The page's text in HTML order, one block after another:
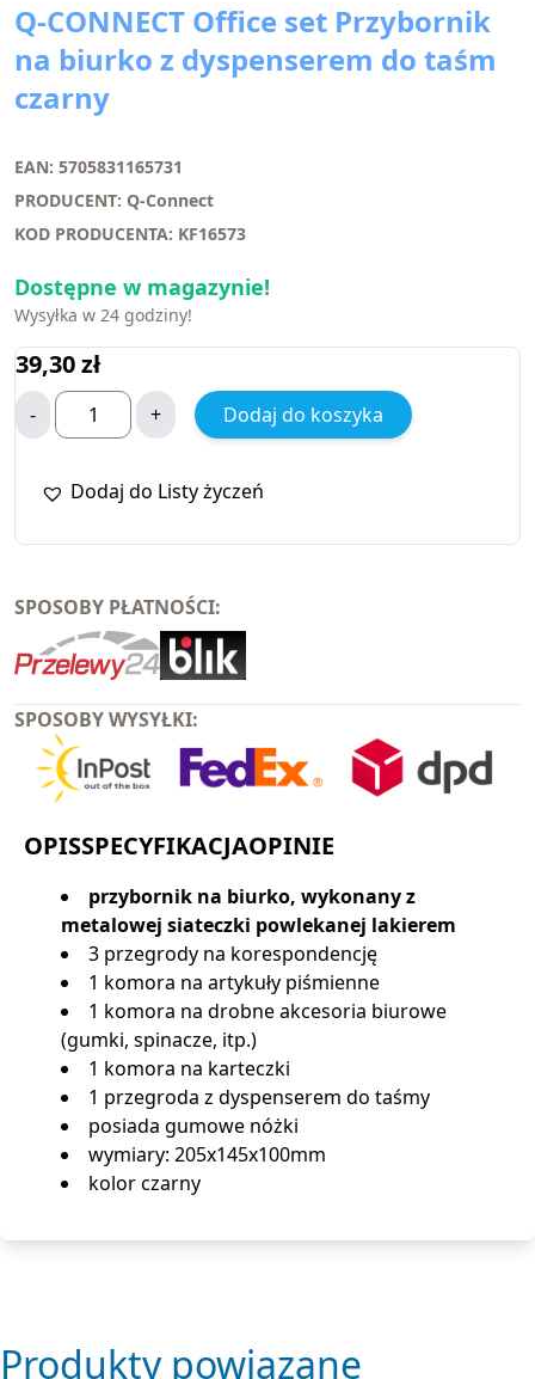
Q-CONNECT Office set Przybornik
na biurko z dyspenserem do taśm
czarny
EAN: 5705831165731
PRODUCENT: Q-Connect
KOD PRODUCENTA: KF16573
Dostępne w magazynie!
Wysyłka w 24 godziny!
39,30zł
- + Dodaj do koszyka
Dodaj do Listy życzeń
SPOSOBY PŁATNOŚCI:
SPOSOBY WYSYŁKI:
OPISSPECYFIKACJAOPINIE
przybornik na biurko, wykonany z
metalowej siateczki powlekanej lakierem
3 przegrody na korespondencję
1 komora na artykuły piśmienne
1 komora na drobne akcesoria biurowe
(gumki, spinacze, itp.)
1 komora na karteczki
1 przegroda z dyspenserem do taśmy
posiada gumowe nóżki
wymiary: 205x145x100mm
kolor czarny
Produkty powiązane